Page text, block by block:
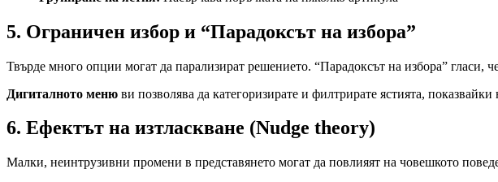
5. Ограничен избор и “Парадоксът на избора”
Твърде много опции могат да парализират решението. “Парадоксът на избора” гласи,
Дигиталното меню ви позволява да категоризирате и филтрирате ястията,
6. Ефектът на изтласкване (Nudge theory)
Малки, неинтрузивни промени в представянето могат да повлияят на човешкото